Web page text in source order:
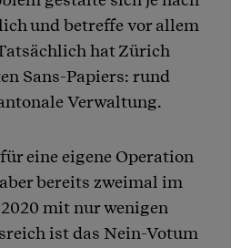
und betreffe vor allem
hat Zürich
Sans-Papiers: rund
Verwaltung.
eine eigene Operation
bereits zweimal im
mit nur wenigen
ist das Nein-Votum